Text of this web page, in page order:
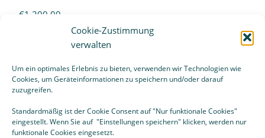
Cookie-Zustimmung
verwalten
Um ein optimales Erlebnis zu bieten, verwenden wir Technologien wie
Cookies, um Geräteinformationen zu speichern und/oder darauf
zuzugreifen.
Standardmäßig ist der Cookie Consent auf "Nur funktionale Cookies"
eingestellt. Wenn Sie auf "Einstellungen speichern" klicken, werden nur
funktionale Cookies eingesetzt.
€1.200,00
Weiterlesen